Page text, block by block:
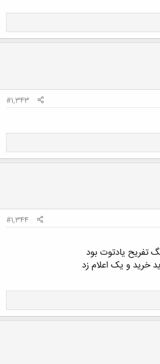
#1,343
#1,344
تفریح یادتوت بود
خرید و یک اعلام زد